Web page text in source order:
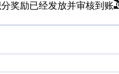
奖励已经发放并审核到账